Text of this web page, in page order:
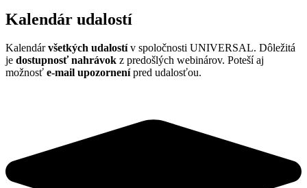
Kalendár udalostí
Kalendárvšetkých udalostív spoločnosti UNIVERSAL. Dôležitá
je dostupnosť nahrávok z predošlých webinárov. Poteší aj
možnosť e-mail upozornenípred udalosťou.